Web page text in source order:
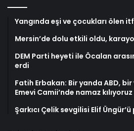
Yangında eşi ve çocukları ölen
Mersin’de dolu etkili oldu,
DEM Parti heyeti ile Öcalan
erdi
Fatih Erbakan: Bir yanda ABD,
Emevi Camii’nde namaz kılıyoruz
Şarkıcı Çelik sevgilisi Elif